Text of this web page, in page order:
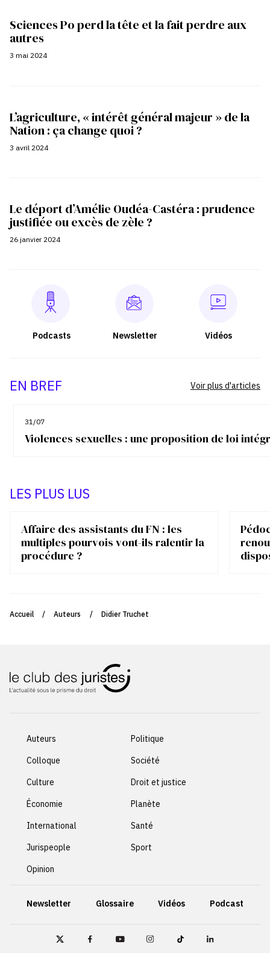
Sciences Po perd la tête et la fait perdre aux
autres
3 mai 2024
L’agriculture, « intérêt général majeur » de la
Nation : ça change quoi ?
3 avril 2024
Le déport d’Amélie Oudéa-Castéra : prudence
justifiée ou excès de zèle ?
26 janvier 2024
Podcasts Newsletter Vidéos
EN BREF
31/07
Violences sexuelles : une proposition de loi
Voir plus d'articles
LES PLUS LUS
Affaire des assistants du FN : les
multiples pourvois vont-ils ralentir la
procédure ?
Accueil / Auteurs / Didier Truchet
Auteurs
Colloque
Culture
Économie
International
Jurispeople
Opinion
Politique
Société
Droit et justice
Planète
Santé
Sport
Newsletter Glossaire Vidéos Podcast